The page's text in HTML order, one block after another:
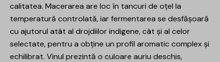
calitatea. Macerarea are loc în tancuri de oțel la
temperatură controlată, iar fermentarea se desfășoară
cu ajutorul atât al drojdiilor indigene, cât și al celor
selectate, pentru a obține un profil aromatic complex și
echilibrat. Vinul prezintă o culoare auriu deschis,